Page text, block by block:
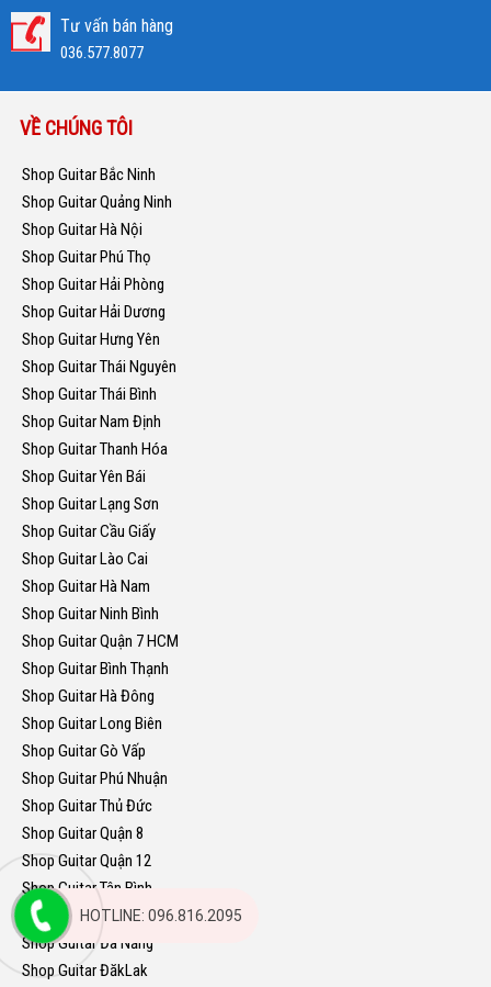
Tư vấn bán hàng
036.577.8077
VỀ CHÚNG TÔI
Shop Guitar Bắc Ninh
Shop Guitar Quảng Ninh
Shop Guitar Hà Nội
Shop Guitar Phú Thọ
Shop Guitar Hải Phòng
Shop Guitar Hải Dương
Shop Guitar Hưng Yên
Shop Guitar Thái Nguyên
Shop Guitar Thái Bình
Shop Guitar Nam Định
Shop Guitar Thanh Hóa
Shop Guitar Yên Bái
Shop Guitar Lạng Sơn
Shop Guitar Cầu Giấy
Shop Guitar Lào Cai
Shop Guitar Hà Nam
Shop Guitar Ninh Bình
Shop Guitar Quận 7 HCM
Shop Guitar Bình Thạnh
Shop Guitar Hà Đông
Shop Guitar Long Biên
Shop Guitar Gò Vấp
Shop Guitar Phú Nhuận
Shop Guitar Thủ Đức
Shop Guitar Quận 8
Shop Guitar Quận 12
Shop Guitar Tân Bình
Shop Guitar Bình Tân
Shop Guitar Đà Nẵng
Shop Guitar ĐăkLak
HOTLINE: 096.816.2095